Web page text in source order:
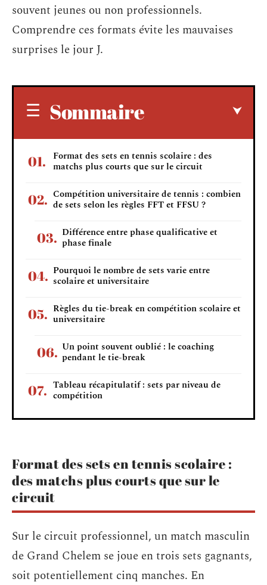
souvent jeunes ou non professionnels.
Comprendre ces formats évite les mauvaises
surprises le jour J.
Sommaire
Format des sets en tennis scolaire : des
matchs plus courts que sur le circuit
Compétition universitaire de tennis : combien
de sets selon les règles FFT et FFSU ?
Différence entre phase qualificative et
phase finale
Pourquoi le nombre de sets varie entre
scolaire et universitaire
Règles du tie-break en compétition scolaire et
universitaire
Un point souvent oublié : le coaching
pendant le tie-break
Tableau récapitulatif : sets par niveau de
compétition
Format des sets en tennis scolaire :
des matchs plus courts que sur le
circuit
Sur le circuit professionnel, un match masculin
de Grand Chelem se joue en trois sets gagnants,
soit potentiellement cinq manches. En